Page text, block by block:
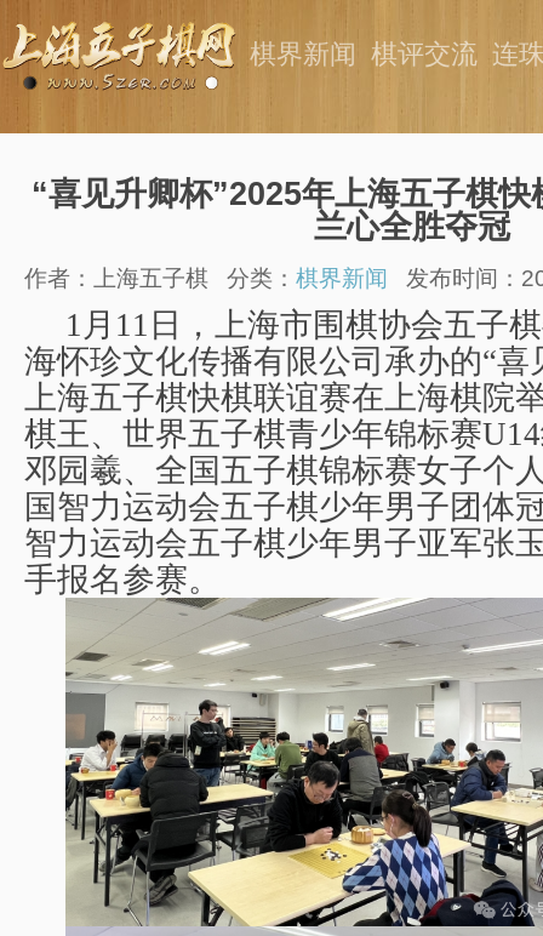
棋界新闻 棋评交流 连
“喜见升卿杯”2025年上海五子棋
兰心全胜夺冠
作者：上海五子棋 分类： 棋界新闻 发布时间：
1 月 11 日，上海市围棋协会五子
海怀珍文化传播有限公司承办的“喜
上海五子棋快棋联谊赛在上海棋院
棋王、世界五子棋青少年锦标赛U14
邓园羲、全国五子棋锦标赛女子个
国智力运动会五子棋少年男子团体
智力运动会五子棋少年男子亚军张
手报名参赛。